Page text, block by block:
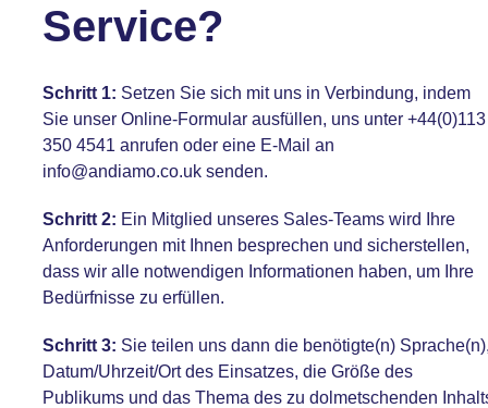
Service?
Schritt 1: Setzen Sie sich mit uns in Verbindung, indem
Sie unser Online-Formular ausfüllen, uns unter +44(0)113
350 4541 anrufen oder eine E-Mail an
info@andiamo.co.uk senden.
Schritt 2: Ein Mitglied unseres Sales-Teams wird Ihre
Anforderungen mit Ihnen besprechen und sicherstellen,
dass wir alle notwendigen Informationen haben, um Ihre
Bedürfnisse zu erfüllen.
Schritt 3: Sie teilen uns dann die benötigte(n)
Datum/Uhrzeit/Ort des Einsatzes, die Größe des
Publikums und das Thema des zu dolmetschenden